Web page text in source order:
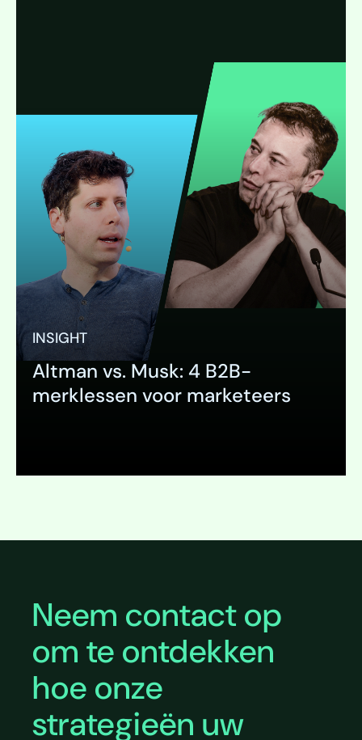
INSIGHT
Altman vs. Musk: 4 B2B-
merklessen voor marketeers
Neem contact op
om te ontdekken
hoe onze
strategieën uw